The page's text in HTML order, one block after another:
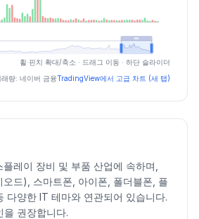
(스크린 리더용)
저가 종가 등락률%거래량
10880-1.72 2837077
108800.00 3767058
11010 3.09 3793564
1036010360-5.90 4321614
10350-0.10
휠·핀치 확대/축소 · 드래그 이동 · 하단 슬라이더
래량: 네이버 금융TradingView에서 고급 차트 (새 탭)
레이 장비 및 부품 산업에 속하며,
오드), 스마트폰, 아이폰, 폴더블폰, 플
다양한 IT 테마와 연관되어 있습니다.
을 권장합니다.